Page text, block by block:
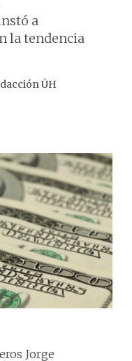
a
la tendencia
ÚH
Jorge